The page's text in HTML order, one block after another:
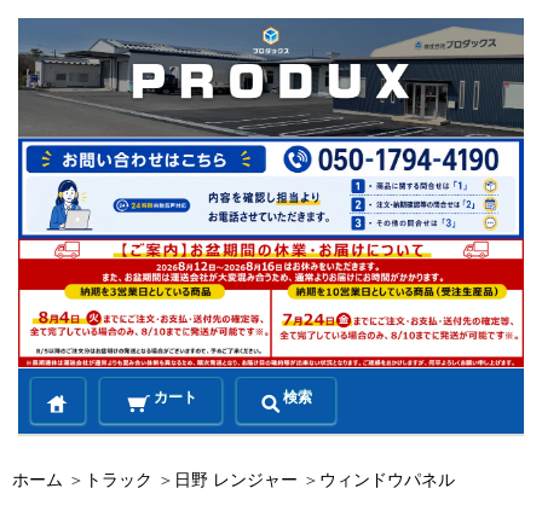
カート 検索
ホーム ＞ トラック ＞ 日野 レンジャー ＞ ウィンドウパネル